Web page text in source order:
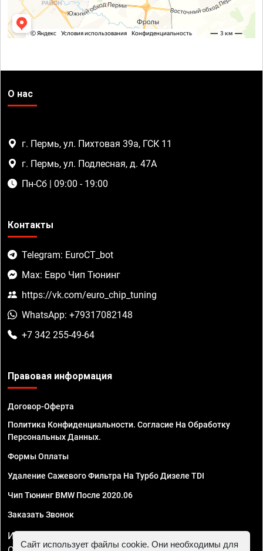
О нас
г. Пермь, ул. Пихтовая 39а, ГСК 11
г. Пермь, ул. Подлесная, д. 47А
Пн-Сб | 09:00 - 19:00
Контакты
Telegram: EuroCT_bot
Max: Евро Чип Тюнинг
https://vk.com/euro_chip_tuning
WhatsApp: +79317082148
+7 342 255-49-64
Правовая информация
Договор-Оферта
Политика Конфиденциальности. Согласие На Обработку
Персональных Данных.
Формы Оплаты
Удаление Сажевого Фильтра На Турбо Дизеле TDI
Чип Тюнинг BMW После 2020.06
Заказать Звонок
ИП Смирнов Георгий Павлович. ИНН 781302555843,
Сайт использует файлы cookie. Они необходимы для